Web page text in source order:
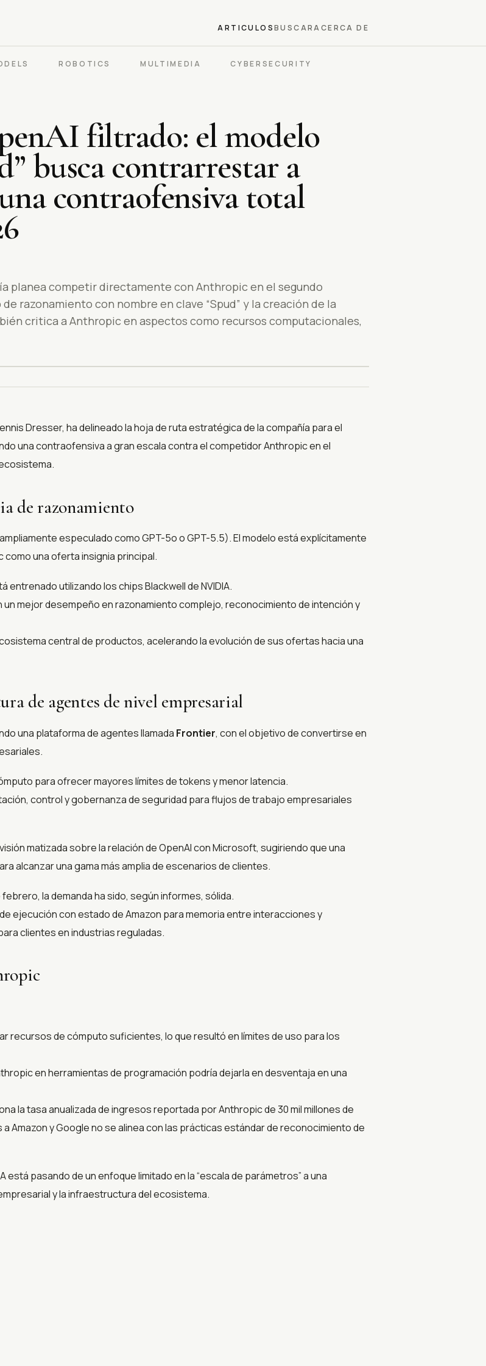
ARTICULOSBUSCARACERCA DE
ROBOTICS MULTIMEDIA CYBERSECURITY
filtrado: el modelo
busca contrarrestar a
contraofensiva total
planea competir directamente con Anthropic en el segundo
razonamiento con nombre en clave “Spud” y la creación de la
critica a Anthropic en aspectos como recursos computacionales,
Dresser, ha delineado la hoja de ruta estratégica de la compañía para el
una contraofensiva a gran escala contra el competidor Anthropic en el
de razonamiento
especulado como GPT-5o o GPT-5.5). El modelo está explícitamente
como una oferta insignia principal.
entrenado utilizando los chips Blackwell de NVIDIA.
mejor desempeño en razonamiento complejo, reconocimiento de intención y
central de productos, acelerando la evolución de sus ofertas hacia una
de agentes de nivel empresarial
una plataforma de agentes llamada Frontier, con el objetivo de convertirse en
para ofrecer mayores límites de tokens y menor latencia.
control y gobernanza de seguridad para flujos de trabajo empresariales
matizada sobre la relación de OpenAI con Microsoft, sugiriendo que una
alcanzar una gama más amplia de escenarios de clientes.
la demanda ha sido, según informes, sólida.
ejecución con estado de Amazon para memoria entre interacciones y
clientes en industrias reguladas.
recursos de cómputo suficientes, lo que resultó en límites de uso para los
en herramientas de programación podría dejarla en desventaja en una
la tasa anualizada de ingresos reportada por Anthropic de 30 mil millones de
Amazon y Google no se alinea con las prácticas estándar de reconocimiento de
pasando de un enfoque limitado en la “escala de parámetros” a una
y la infraestructura del ecosistema.